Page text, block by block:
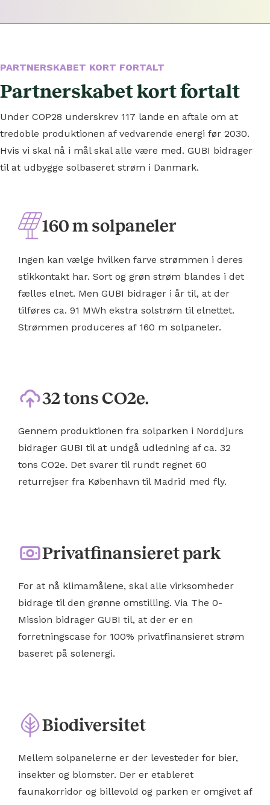
PARTNERSKABET KORT FORTALT
Partnerskabet kort fortalt
Under COP28 underskrev 117 lande en aftale om at
tredoble produktionen af vedvarende energi før 2030.
Hvis vi skal nå i mål skal alle være med. GUBI bidrager
til at udbygge solbaseret strøm i Danmark.
160 m solpaneler
Ingen kan vælge hvilken farve strømmen i deres
stikkontakt har. Sort og grøn strøm blandes i det
fælles elnet. Men GUBI bidrager i år til, at der
tilføres ca. 91 MWh ekstra solstrøm til elnettet.
Strømmen produceres af 160 m solpaneler.
32 tons CO2e.
Gennem produktionen fra solparken i Norddjurs
bidrager GUBI til at undgå udledning af ca. 32
tons CO2e. Det svarer til rundt regnet 60
returrejser fra København til Madrid med fly.
Privatfinansieret park
For at nå klimamålene, skal alle virksomheder
bidrage til den grønne omstilling. Via The 0-
Mission bidrager GUBI til, at der er en
forretningscase for 100% privatfinansieret strøm
baseret på solenergi.
Biodiversitet
Mellem solpanelerne er der levesteder for bier,
insekter og blomster. Der er etableret
faunakorridor og billevold og parken er omgivet af